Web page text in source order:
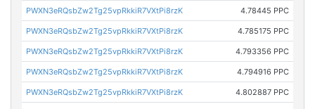
PWXN3eRQsbZw2Tg25vpRkkiR7VXtPi8rzK 4.78445 PPC
PWXN3eRQsbZw2Tg25vpRkkiR7VXtPi8rzK 4.785175 PPC
PWXN3eRQsbZw2Tg25vpRkkiR7VXtPi8rzK 4.793356 PPC
PWXN3eRQsbZw2Tg25vpRkkiR7VXtPi8rzK 4.794916 PPC
PWXN3eRQsbZw2Tg25vpRkkiR7VXtPi8rzK 4.802887 PPC